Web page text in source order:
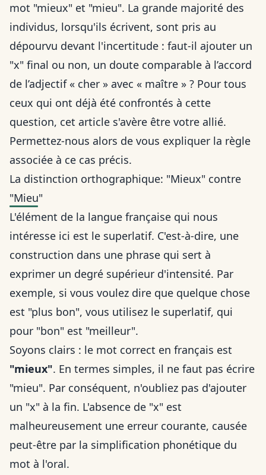
mot "mieux" et "mieu". La grande majorité des
individus, lorsqu'ils écrivent, sont pris au
dépourvu devant l'incertitude : faut-il ajouter un
"x" final ou non, un doute comparable à l’accord
de l’adjectif « cher » avec « maître » ? Pour tous
ceux qui ont déjà été confrontés à cette
question, cet article s'avère être votre allié.
Permettez-nous alors de vous expliquer la règle
associée à ce cas précis.
La distinction orthographique: "Mieux" contre
"Mieu"
L'élément de la langue française qui nous
intéresse ici est le superlatif. C'est-à-dire, une
construction dans une phrase qui sert à
exprimer un degré supérieur d'intensité. Par
exemple, si vous voulez dire que quelque chose
est "plus bon", vous utilisez le superlatif, qui
pour "bon" est "meilleur".
Soyons clairs : le mot correct en français est
"mieux". En termes simples, il ne faut pas écrire
"mieu". Par conséquent, n'oubliez pas d'ajouter
un "x" à la fin. L'absence de "x" est
malheureusement une erreur courante, causée
peut-être par la simplification phonétique du
mot à l'oral.